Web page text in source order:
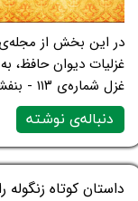
غزلیات دیوان حافظ،
غزل شماره‌ی ۱۱۳ - بنفشه دوش به گل گفت و خوش نشانی داد
دنباله‌ی نوشته
داستان کوتاه